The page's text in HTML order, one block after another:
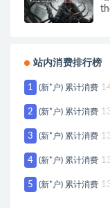
站内消费排行榜
1 (新*户) 累计消费
2 (新*户) 累计消费
3 (新*户) 累计消费
4 (新*户) 累计消费
5 (新*户) 累计消费